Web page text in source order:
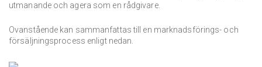
utmanande och agera som en rådgivare.
Ovanstående kan sammanfattas till en marknadsförings- och
försäljningsprocess enligt nedan.